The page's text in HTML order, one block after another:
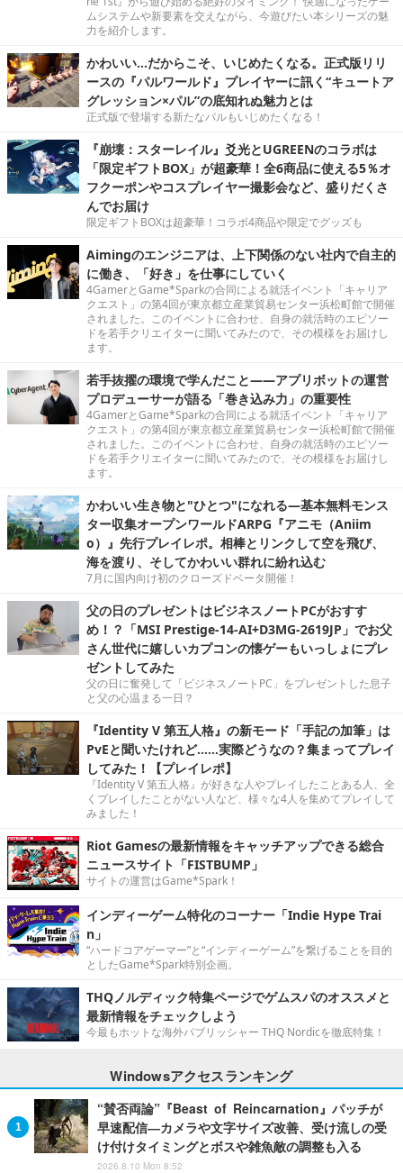
ムシステムや新要素を交えながら、今遊びたい本シリーズの魅
力を紹介します。
かわいい…だからこそ、いじめたくなる。正式版リリ
ースの『パルワールド』プレイヤーに訊く“キュートア
グレッション×パル”の底知れぬ魅力とは
正式版で登場する新たなパルもいじめたくなる！
『崩壊：スターレイル』爻光とUGREENのコラボは
「限定ギフトBOX」が超豪華！全6商品に使える5％オ
フクーポンやコスプレイヤー撮影会など、盛りだくさ
んでお届け
限定ギフトBOXは超豪華！コラボ4商品や限定でグッズも
Aimingのエンジニアは、上下関係のない社内で自主的
に働き、「好き」を仕事にしていく
4GamerとGame*Sparkの合同による就活イベント「キャリア
クエスト」の第4回が東京都立産業貿易センター浜松町館で開催
されました。このイベントに合わせ、自身の就活時のエピソー
ドを若手クリエイターに聞いてみたので、その模様をお届けし
ます。
若手抜擢の環境で学んだこと――アプリボットの運営
プロデューサーが語る「巻き込み力」の重要性
4GamerとGame*Sparkの合同による就活イベント「キャリア
クエスト」の第4回が東京都立産業貿易センター浜松町館で開催
されました。このイベントに合わせ、自身の就活時のエピソー
ドを若手クリエイターに聞いてみたので、その模様をお届けし
ます。
かわいい生き物と"ひとつ"になれる―基本無料モンス
ター収集オープンワールドARPG『アニモ（Aniim
o）』先行プレイレポ。相棒とリンクして空を飛び、
海を渡り、そしてかわいい群れに紛れ込む
7月に国内向け初のクローズドベータ開催！
父の日のプレゼントはビジネスノートPCがおすす
め！？「MSI Prestige-14-AI+D3MG-2619JP」でお父
さん世代に嬉しいカプコンの懐ゲーもいっしょにプレ
ゼントしてみた
父の日に奮発して「ビジネスノートPC」をプレゼントした息子
と父の心温まる一日？
『Identity V 第五人格』の新モード「手記の加筆」は
PvEと聞いたけれど……実際どうなの？集まってプレイ
してみた！【プレイレポ】
『Identity V 第五人格』が好きな人やプレイしたことある人、全
くプレイしたことがない人など、様々な4人を集めてプレイして
みました！
Riot Gamesの最新情報をキャッチアップできる総合
ニュースサイト「FISTBUMP」
サイトの運営はGame*Spark！
インディーゲーム特化のコーナー「Indie Hype Trai
n」
“ハードコアゲーマー”と“インディーゲーム”を繋げることを目的
としたGame*Spark特別企画。
THQノルディック特集ページでゲムスパのオススメと
最新情報をチェックしよう
今最もホットな海外パブリッシャー THQ Nordicを徹底特集！
Windowsアクセスランキング
“賛否両論”『Beast of Reincarnation』パッチが
早速配信―カメラや文字サイズ改善、受け流しの受
け付けタイミングとボスや雑魚敵の調整も入る
2026.8.10 Mon 8:52